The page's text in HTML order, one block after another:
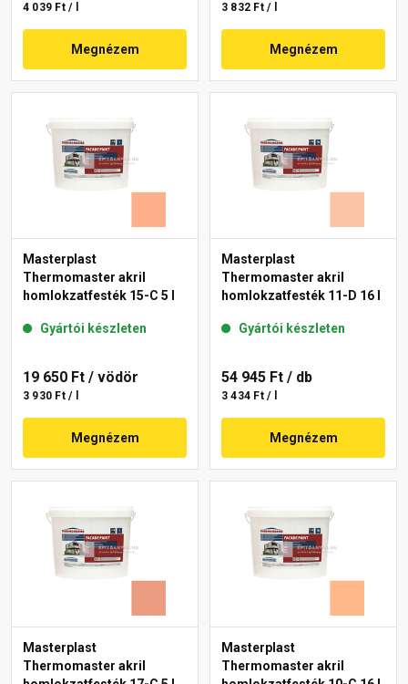
4 039 Ft / l
Megnézem
3 832 Ft / l
Megnézem
Masterplast
Thermomaster akril
homlokzatfesték 15-C 5 l
Gyártói készleten
19 650 Ft / vödör
3 930 Ft / l
Megnézem
Masterplast
Thermomaster akril
homlokzatfesték 11-D 16 l
Gyártói készleten
54 945 Ft / db
3 434 Ft / l
Megnézem
Masterplast
Thermomaster akril
Masterplast
Thermomaster akril